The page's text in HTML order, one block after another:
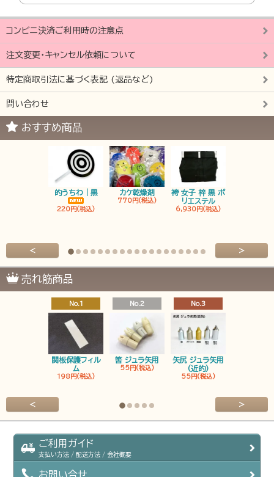
コンビニ決済ご利用時の注意点
注文変更・キャンセル依頼について
特定商取引法に基づく表記 (返品など)
問い合わせ
おすすめ商品
的うちわ｜黒
220円(税込)
カケ乾燥剤
770円(税込)
袴 女子 梓 黒 ポ
リエステル
6,930円(税込)
< >
売れ筋商品
No.1
関板保護フィル
ム
198円(税込)
No.2
筈 ジュラ矢用
55円(税込)
No.3
矢尻 ジュラ矢用
(近的)
55円(税込)
< >
ご利用ガイド
支払い方法 / 配送方法 / 会社概要
お問い合せ